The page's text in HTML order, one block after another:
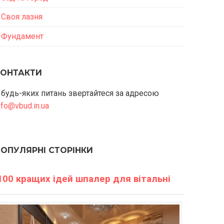
Своя лазня
Фундамент
яких питань звертайтеся за адресою
СТОРІНКИ
кращих ідей шпалер для вітальні